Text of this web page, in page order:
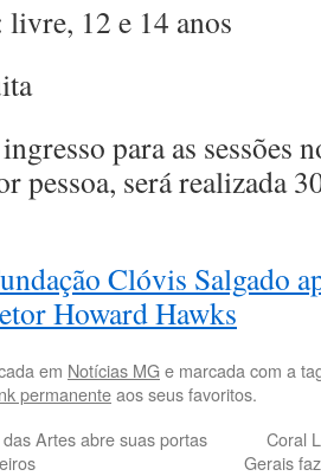
12 e 14 anos
para as sessões
pessoa, será realizada
Clóvis Salgado
Howard Hawks
em Notícias MGe marcada com a
permanenteaos seus favoritos.
Artes abre suas portas
Coral
Gerais